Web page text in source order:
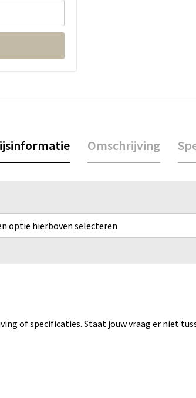
Omschrijving
optie hierboven selecteren
of specificaties. Staat jouw vraag er niet